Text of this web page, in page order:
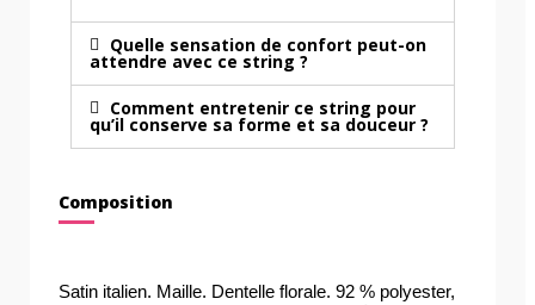
Quelle sensation de confort peut-on
attendre avec ce string ?
Comment entretenir ce string pour
qu’il conserve sa forme et sa douceur ?
Composition
Satin italien. Maille. Dentelle florale. 92 % polyester,